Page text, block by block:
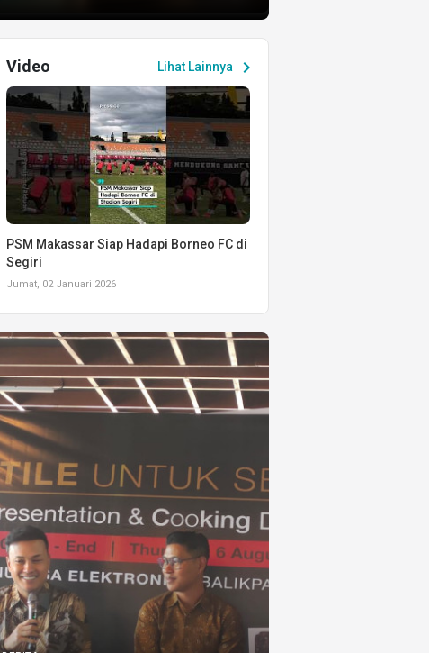
Lihat Lainnya chevron_right
Video
PSM Makassar Siap Hadapi Borneo FC di
Segiri
Jumat, 02 Januari 2026